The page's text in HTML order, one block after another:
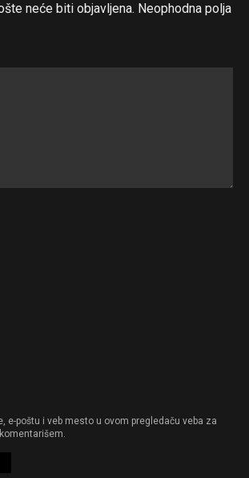
neće biti objavljena. Neophodna polja
e-poštu i veb mesto u ovom pregledaču veba za